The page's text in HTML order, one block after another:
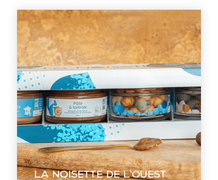
La Noisette de l’Ouest
La Noisette de
l’Ouest
Rendre palpable un rêve familial grâce
à une identité visuelle remarquable et
des packagings uniques.